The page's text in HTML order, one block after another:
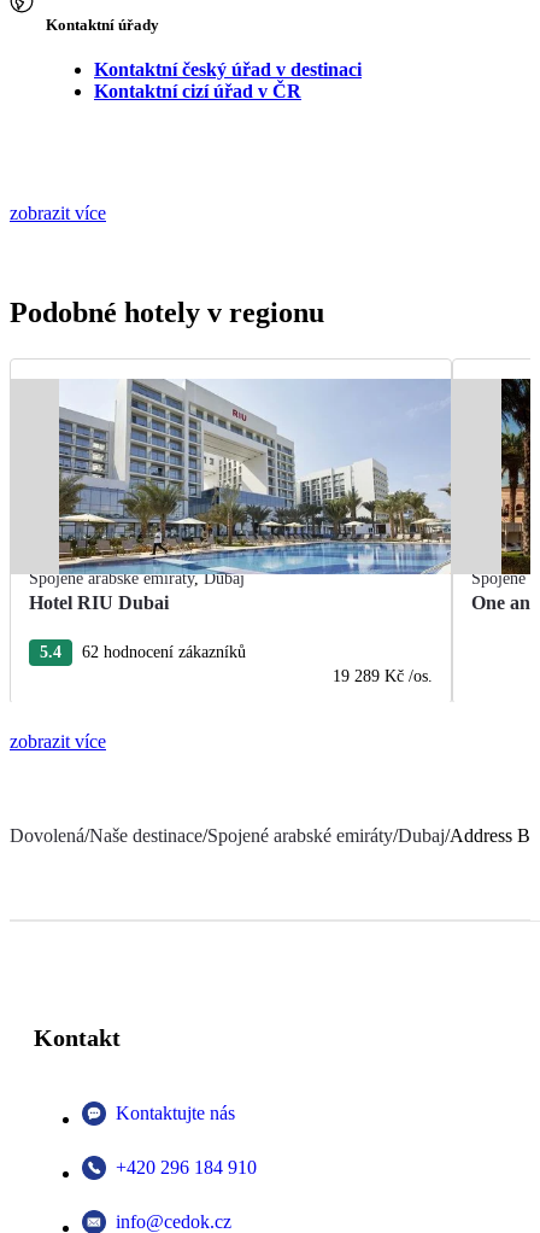
Kontaktní úřady
Kontaktní český úřad v destinaci
Kontaktní cizí úřad v ČR
zobrazit více
Podobné hotely v regionu
Spojené arabské emiráty,Dubaj
Hotel RIU Dubai
5.4
62 hodnocení zákazníků
19 289 Kč /os.
Spojené
One
zobrazit více
Dovolená/Naše destinace/Spojené arabské emiráty/Dubaj/Address
Kontakt
Kontaktujte nás
+420 296 184 910
info@cedok.cz